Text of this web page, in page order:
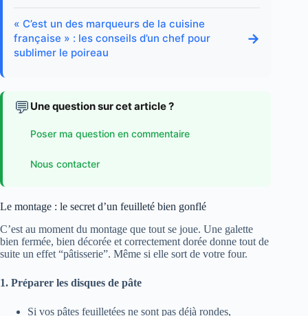
« C’est un des marqueurs de la cuisine
française » : les conseils d’un chef pour
sublimer le poireau
→
💬 Une question sur cet article ?
Poser ma question en commentaire
Nous contacter
Le montage : le secret d’un feuilleté bien gonflé
C’est au moment du montage que tout se joue. Une galette
bien fermée, bien décorée et correctement dorée donne tout de
suite un effet “pâtisserie”. Même si elle sort de votre four.
1. Préparer les disques de pâte
Si vos pâtes feuilletées ne sont pas déjà rondes,